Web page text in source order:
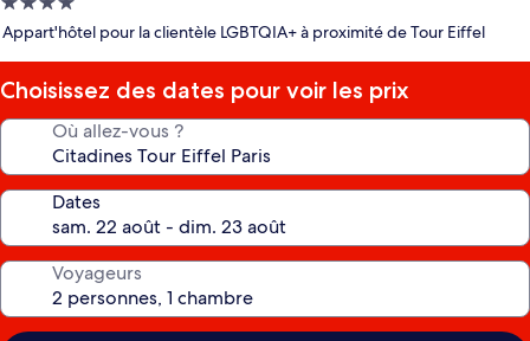
4.0 étoiles
Appart'hôtel pour la clientèle LGBTQIA+ à proximité de Tour Eiffel
Choisissez des dates pour voir les prix
Où allez-vous ?
Dates
Voyageurs